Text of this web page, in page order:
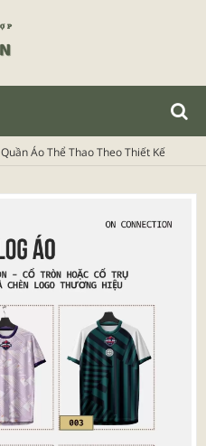
Quần Áo Thể Thao Theo Thiết Kế